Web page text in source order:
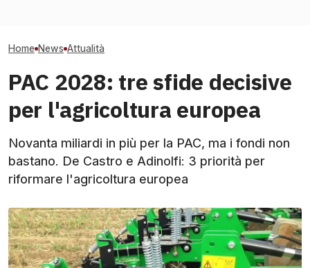
Home News Attualità
PAC 2028: tre sfide decisive
per l'agricoltura europea
Novanta miliardi in più per la PAC, ma i fondi non
bastano. De Castro e Adinolfi: 3 priorità per
riformare l'agricoltura europea